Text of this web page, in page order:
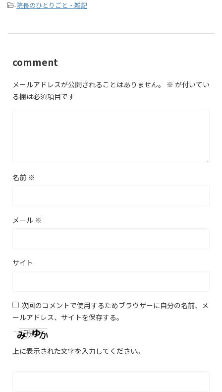
-院長のひとりごと・雑記
comment
メールアドレスが公開されることはありません。 ※ が付いてい
る欄は必須項目です
名前 ※
メール ※
サイト
次回のコメントで使用するためブラウザーに自分の名前、メ
ールアドレス、サイトを保存する。
上に表示された文字を入力してください。